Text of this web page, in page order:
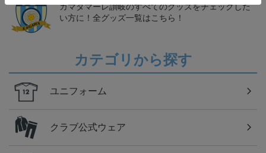
カマタマーレ讃岐のすべてのグッズをチェックした
い方に！全グッズ一覧はこちら！
カテゴリから探す
ユニフォーム
クラブ公式ウェア